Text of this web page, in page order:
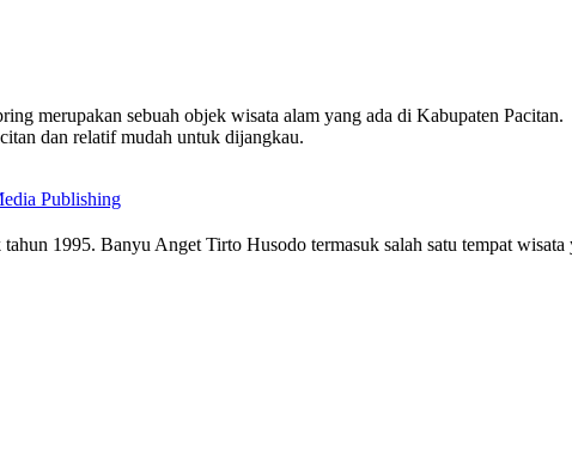
merupakan sebuah objek wisata alam yang ada di Kabupaten Pacitan.
dan relatif mudah untuk dijangkau.
Publishing
1995. Banyu Anget Tirto Husodo termasuk salah satu tempat wisata